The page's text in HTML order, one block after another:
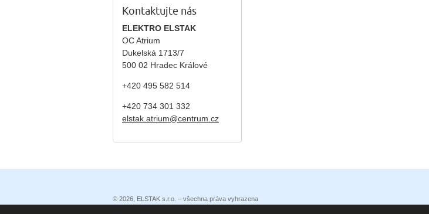
Kontaktujte nás
ELEKTRO ELSTAK
OC Atrium
Dukelská 1713/7
500 02 Hradec Králové
+420 495 582 514
+420 734 301 332
elstak.atrium@centrum.cz
© 2026, ELSTAK s.r.o. – všechna práva vyhrazena